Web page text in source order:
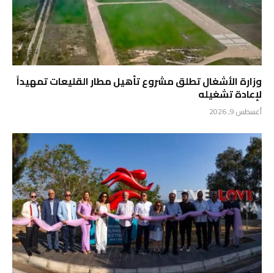
وزارة الأشغال تطلق مشروع تأهيل مطار القليعات تمهيداً
لإعادة تشغيله
أغسطس 9, 2026